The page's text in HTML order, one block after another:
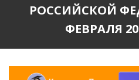
РОССИЙСКОЙ
ФЕВРАЛЯ